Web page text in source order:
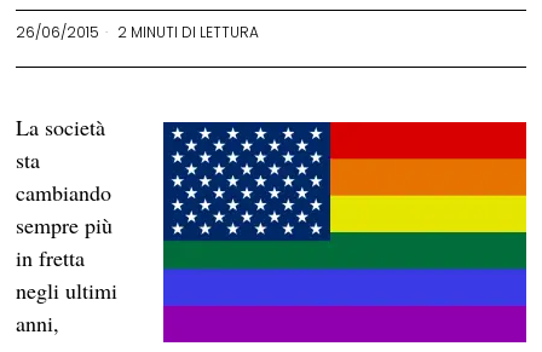
26/06/2015 2 MINUTI DI LETTURA
La società
sta
cambiando
sempre più
in fretta
negli ultimi
anni,